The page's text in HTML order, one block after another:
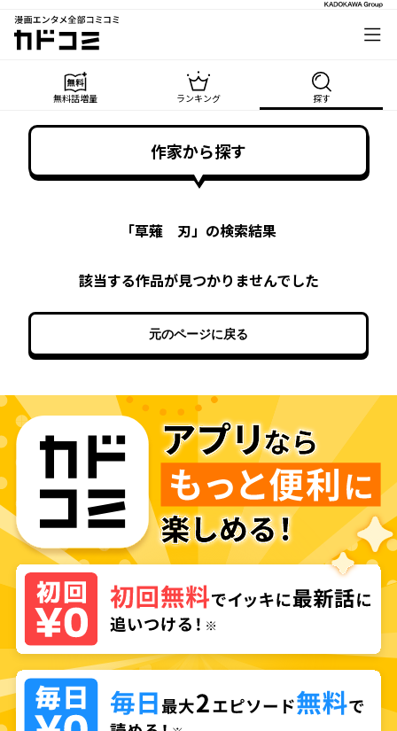
漫画エンタメ全部コミコミ
カドコミ
無料話増量 ランキング 探す
作家から探す
「草薙 刃」の検索結果
該当する作品が見つかりませんでした
元のページに戻る